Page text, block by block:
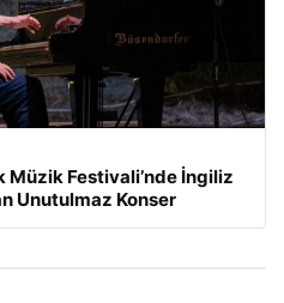
Müzik Festivali’nde İngiliz
Unutulmaz Konser